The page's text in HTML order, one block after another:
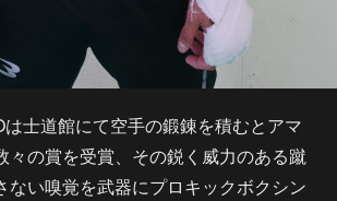
士道館にて空手の鍛錬を積むとアマ
々の賞を受賞、その鋭く威力のある蹴
ない嗅覚を武器にプロキックボクシン